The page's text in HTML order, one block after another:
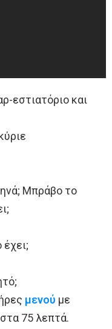
εστιατόριο και
Μπράβο το
μενού με
75 λεπτά.